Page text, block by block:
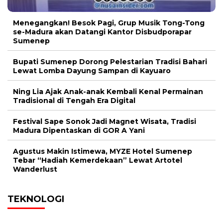
Menegangkan! Besok Pagi, Grup Musik Tong-Tong
se-Madura akan Datangi Kantor Disbudporapar
Sumenep
Bupati Sumenep Dorong Pelestarian Tradisi Bahari
Lewat Lomba Dayung Sampan di Kayuaro
Ning Lia Ajak Anak-anak Kembali Kenal Permainan
Tradisional di Tengah Era Digital
Festival Sape Sonok Jadi Magnet Wisata, Tradisi
Madura Dipentaskan di GOR A Yani
Agustus Makin Istimewa, MYZE Hotel Sumenep
Tebar “Hadiah Kemerdekaan” Lewat Artotel
Wanderlust
TEKNOLOGI